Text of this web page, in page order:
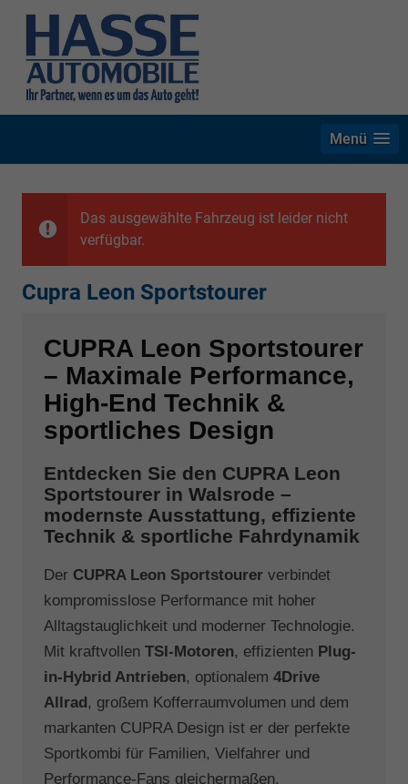
Menü
Das ausgewählte Fahrzeug ist leider nicht
verfügbar.
Cupra Leon Sportstourer
CUPRA Leon Sportstourer
– Maximale Performance,
High-End Technik &
sportliches Design
Entdecken Sie den CUPRA Leon
Sportstourer in Walsrode –
modernste Ausstattung, effiziente
Technik & sportliche Fahrdynamik
Der CUPRA Leon Sportstourer verbindet
kompromisslose Performance mit hoher
Alltagstauglichkeit und moderner Technologie.
Mit kraftvollen TSI-Motoren, effizienten Plug-
in-Hybrid Antrieben, optionalem 4Drive
Allrad, großem Kofferraumvolumen und dem
markanten CUPRA Design ist er der perfekte
Sportkombi für Familien, Vielfahrer und
Performance-Fans gleichermaßen.